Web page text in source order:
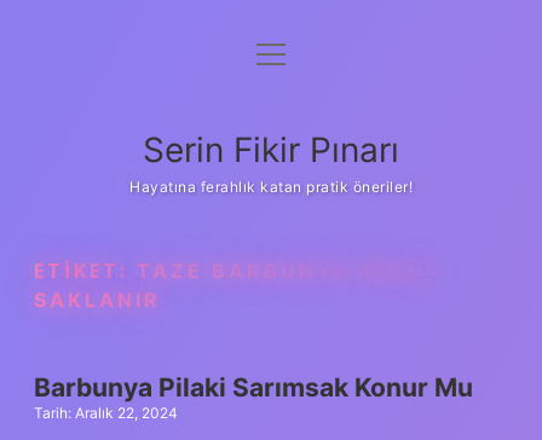
Gizlilik Politikası
Yasal Uyarı
menüyü
Serin Fikir Pınarı
Hayatına ferahlık katan pratik öneriler!
ETIKET: TAZE BARBUNYA NASIL
SAKLANIR
Barbunya Pilaki Sarımsak Konur Mu
Tarih: Aralık 22, 2024